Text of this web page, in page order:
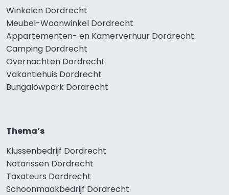
Winkelen Dordrecht
Meubel-Woonwinkel Dordrecht
Appartementen- en Kamerverhuur Dordrecht
Camping Dordrecht
Overnachten Dordrecht
Vakantiehuis Dordrecht
Bungalowpark Dordrecht
Thema’s
Klussenbedrijf Dordrecht
Notarissen Dordrecht
Taxateurs Dordrecht
Schoonmaakbedrijf Dordrecht